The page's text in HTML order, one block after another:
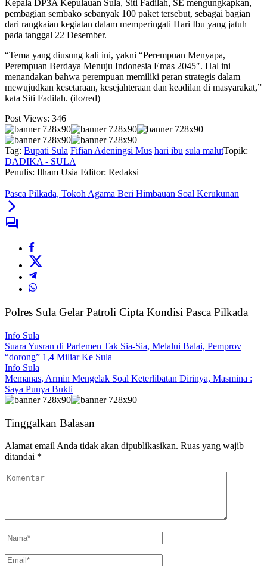
Kepala DP3A Kepulauan Sula, Siti Fadilah, SE mengungkapkan,
pembagian sembako sebanyak 100 paket tersebut, sebagai bagian
dari rangkaian kegiatan dalam memperingati Hari Ibu yang jatuh
pada tanggal 22 Desember.
“Tema yang diusung kali ini, yakni “Perempuan Menyapa,
Perempuan Berdaya Menuju Indonesia Emas 2045″. Hal ini
menandakan bahwa perempuan memiliki peran strategis dalam
mewujudkan kesetaraan, kesejahteraan dan keadilan di masyarakat,”
kata Siti Fadilah. (ilo/red)
Post Views: 346
Tag: Bupati Sula Fifian Adeningsi Mus hari ibu sula malutTopik:
DADIKA - SULA
Penulis: Ilham Usia Editor: Redaksi
Pasca Pilkada, Tokoh Agama Beri Himbauan Soal Kerukunan
Polres Sula Gelar Patroli Cipta Kondisi Pasca Pilkada
Info Sula
Suara Yusran di Parlemen Tak Sia-Sia, Melalui Balai, Pemprov
“dorong” 1,4 Miliar Ke Sula
Info Sula
Memanas, Armin Mengelak Soal Keterlibatan Dirinya, Masmina :
Saya Punya Bukti
Tinggalkan Balasan
Alamat email Anda tidak akan dipublikasikan. Ruas yang wajib
ditandai *